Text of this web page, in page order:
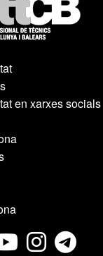
en xarxes socials